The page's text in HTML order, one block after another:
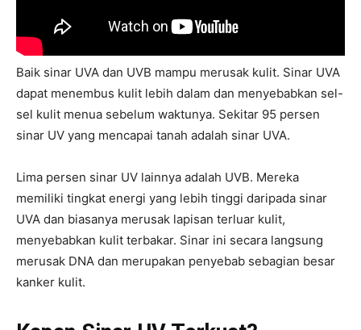
Baik sinar UVA dan UVB mampu merusak kulit. Sinar UVA
dapat menembus kulit lebih dalam dan menyebabkan sel-
sel kulit menua sebelum waktunya. Sekitar 95 persen
sinar UV yang mencapai tanah adalah sinar UVA.
Lima persen sinar UV lainnya adalah UVB. Mereka
memiliki tingkat energi yang lebih tinggi daripada sinar
UVA dan biasanya merusak lapisan terluar kulit,
menyebabkan kulit terbakar. Sinar ini secara langsung
merusak DNA dan merupakan penyebab sebagian besar
kanker kulit.